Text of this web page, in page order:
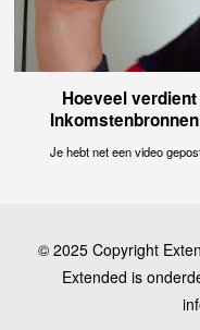
Hoeveel
Je hebt net een video
© 2025 Copyright
Extended is